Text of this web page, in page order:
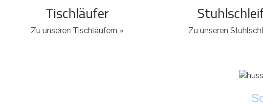
Tischläufer
Zu unseren Tischläufern » Zu unseren